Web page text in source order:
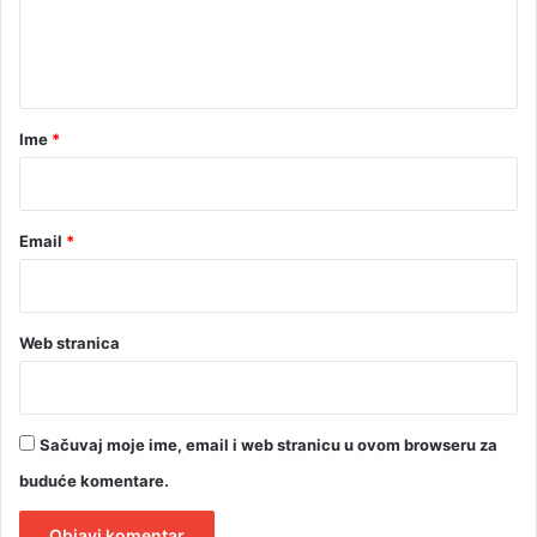
rIme *
Email *
Web stranica
Sačuvaj moje ime, email i web stranicu u ovom browseru za
buduće komentare.